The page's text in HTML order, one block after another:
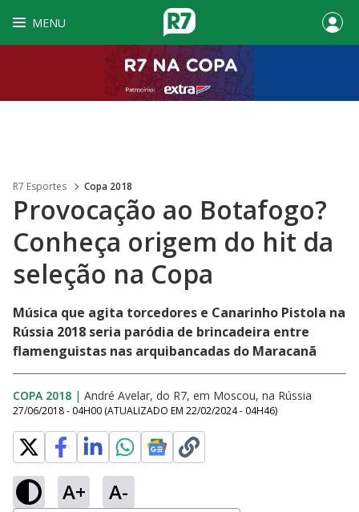
MENU
R7 Esportes Copa 2018
Provocação ao Botafogo?
Conheça origem do hit da
seleção na Copa
Música que agita torcedores e Canarinho Pistola na
Rússia 2018 seria paródia de brincadeira entre
flamenguistas nas arquibancadas do Maracanã
COPA 2018 | André Avelar, do R7, em Moscou, na Rússia
27/06/2018 - 04H00 (ATUALIZADO EM 22/02/2024 - 04H46)
A+ A-